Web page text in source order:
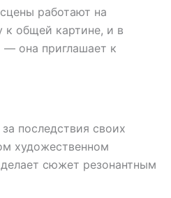
работают на
к общей картине, и в
— она приглашает к
последствия своих
художественном
сюжет резонантным